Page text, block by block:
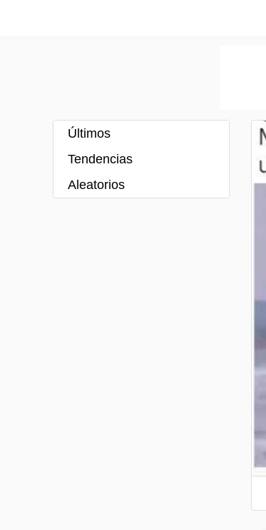
Últimos
Tendencias
Aleatorios